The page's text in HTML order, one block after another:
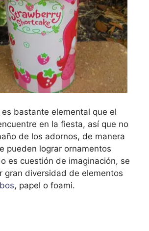
es bastante elemental que el
en la fiesta, así que no
de los adornos, de manera
pueden lograr ornamentos
es cuestión de imaginación, se
gran diversidad de elementos
, papel o foami.